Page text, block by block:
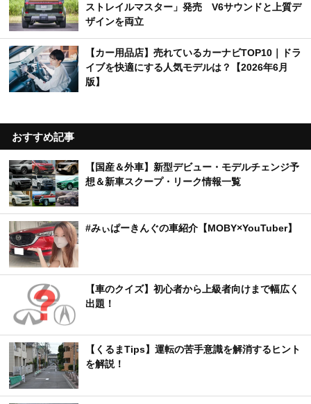
ストレイルマスター」発売 V6サウンドと上質デ
ザインを両立
【カー用品店】売れているカーナビTOP10｜ドラ
イブを快適にする人気モデルは？【2026年6月
版】
おすすめ記事
【国産＆外車】新型デビュー・モデルチェンジ予
想＆新車スクープ・リーク情報一覧
#みぃぱーきんぐの車紹介【MOBY×YouTuber】
【車のクイズ】初心者から上級者向けまで幅広く
出題！
【くるまTips】運転の苦手意識を解消するヒント
を解説！